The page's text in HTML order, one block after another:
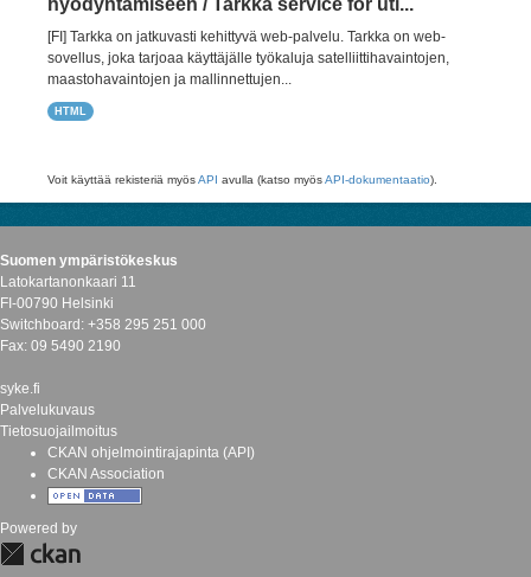
hyödyntämiseen / Tarkka service for uti...
[FI] Tarkka on jatkuvasti kehittyvä web-palvelu. Tarkka on web-
sovellus, joka tarjoaa käyttäjälle työkaluja satelliittihavaintojen,
maastohavaintojen ja mallinnettujen...
HTML
Voit käyttää rekisteriä myösAPI avulla (katso myösAPI-dokumentaatio).
Suomen ympäristökeskus
Latokartanonkaari 11
FI-00790 Helsinki
Switchboard: +358 295 251 000
Fax: 09 5490 2190
syke.fi
Palvelukuvaus
Tietosuojailmoitus
CKAN ohjelmointirajapinta (API)
CKAN Association
Powered by